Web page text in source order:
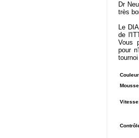
Dr
très
Le
de
Vous
pour